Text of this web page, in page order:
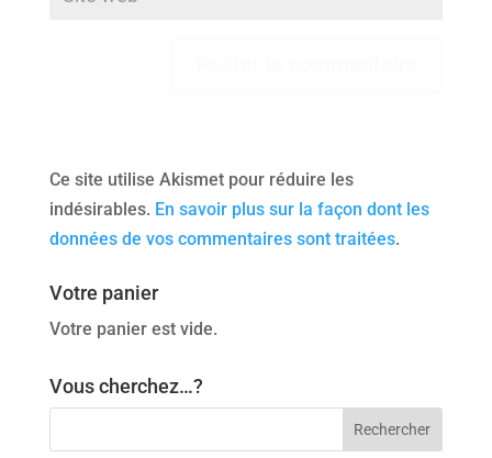
Ce site utilise Akismet pour réduire les
indésirables. En savoir plus sur la façon dont les
données de vos commentaires sont traitées.
Votre panier
Votre panier est vide.
Vous cherchez…?